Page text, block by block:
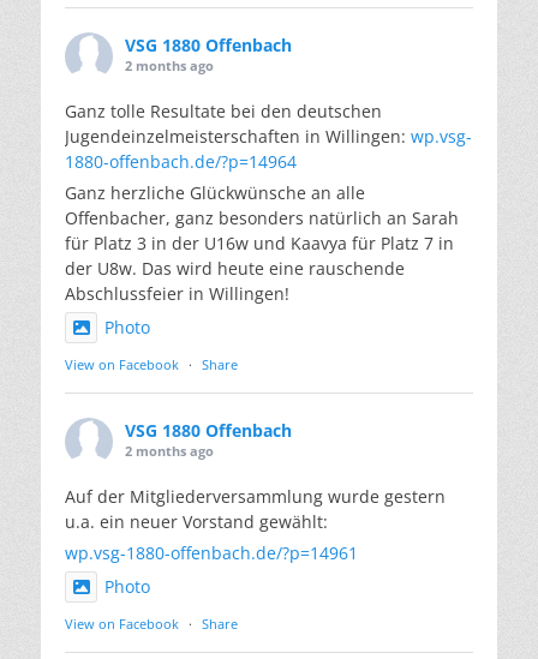
VSG 1880 Offenbach
2 months ago
Ganz tolle Resultate bei den deutschen
Jugendeinzelmeisterschaften in Willingen: wp.vsg-
1880-offenbach.de/?p=14964
Ganz herzliche Glückwünsche an alle
Offenbacher, ganz besonders natürlich an Sarah
für Platz 3 in der U16w und Kaavya für Platz 7 in
der U8w. Das wird heute eine rauschende
Abschlussfeier in Willingen!
Photo
View on Facebook · Share
VSG 1880 Offenbach
2 months ago
Auf der Mitgliederversammlung wurde gestern
u.a. ein neuer Vorstand gewählt:
wp.vsg-1880-offenbach.de/?p=14961
Photo
View on Facebook · Share